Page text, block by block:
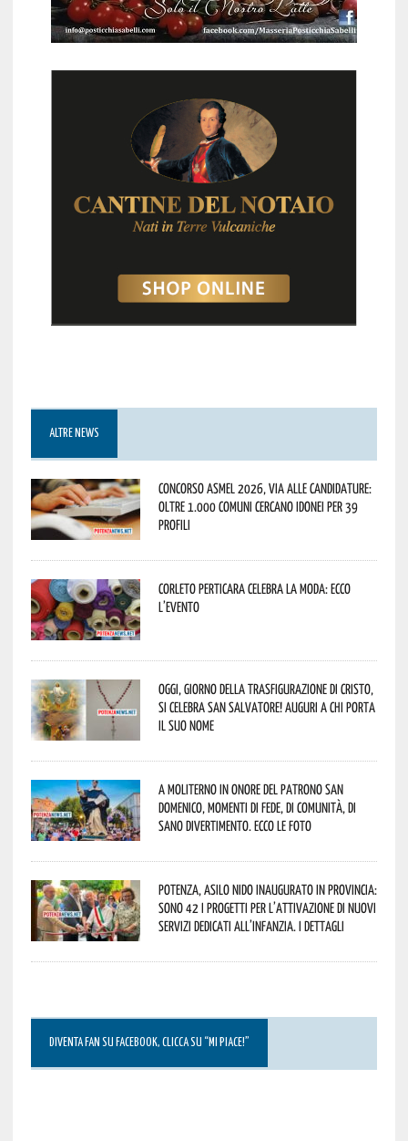
ALTRE NEWS
Concorso Asmel 2026, via alle candidature:
oltre 1.000 Comuni cercano idonei per 39
profili
Corleto Perticara celebra la moda: ecco
l’evento
Oggi, giorno della Trasfigurazione di Cristo,
si celebra San Salvatore! Auguri a chi porta
il suo nome
A Moliterno in onore del Patrono San
Domenico, momenti di fede, di comunità, di
sano divertimento. Ecco le foto
Potenza, asilo nido inaugurato in provincia:
sono 42 i progetti per l’attivazione di nuovi
servizi dedicati all’infanzia. I dettagli
DIVENTA FAN SU FACEBOOK, CLICCA SU “MI PIACE!”